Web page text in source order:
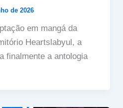
de 2026
em mangá da
Heartslabyul, a
finalmente a antologia